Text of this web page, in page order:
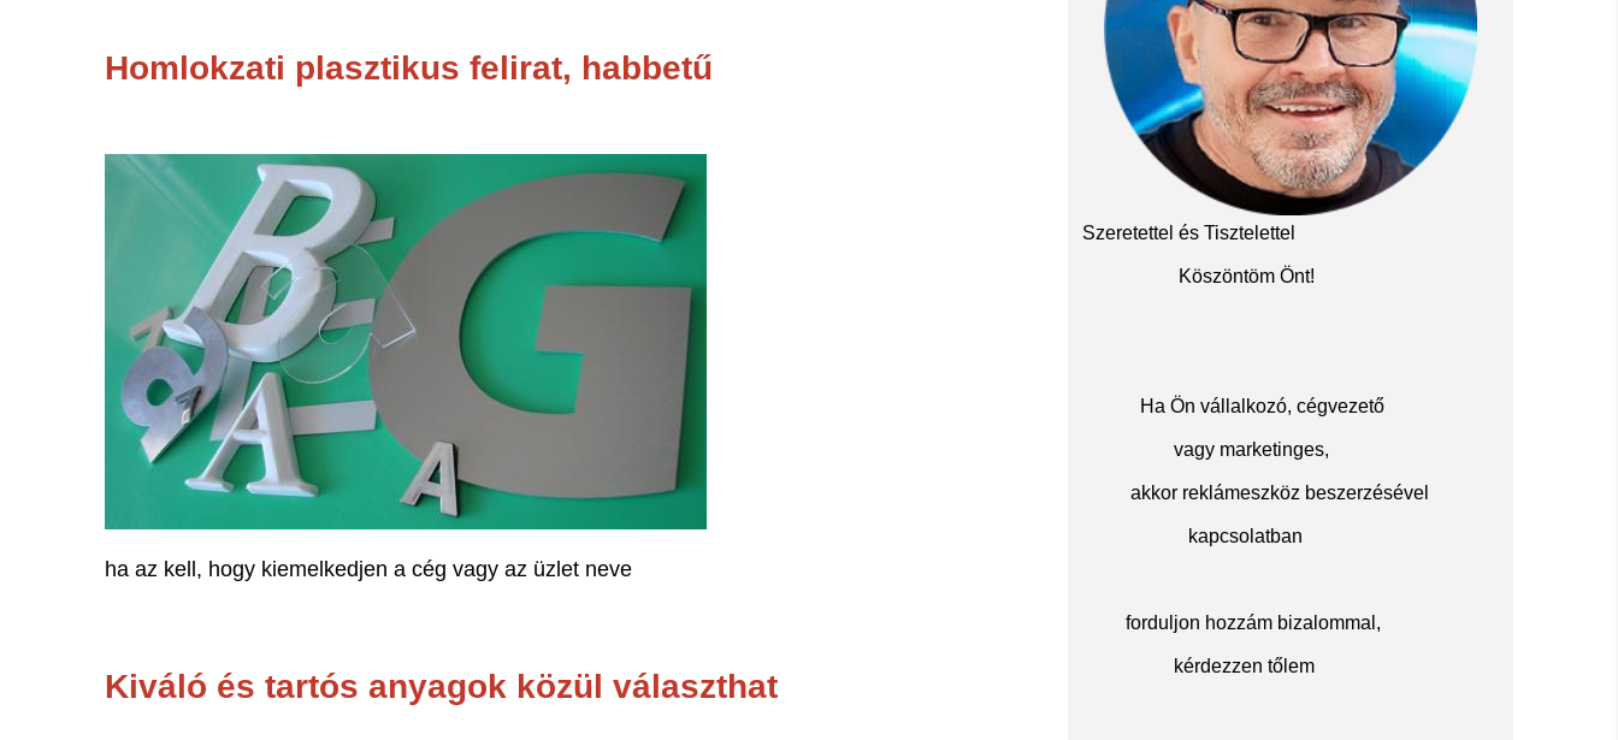
Homlokzati plasztikus felirat, habbetű
ha az kell, hogy kiemelkedjen a cég vagy az üzlet neve
Kiváló és tartós anyagok közül választhat
Szeretettel és Tisztelettel
Köszöntöm Önt!
Ha Ön vállalkozó, cégvezető
vagy marketinges,
akkor reklámeszköz beszerzésével
kapcsolatban
forduljon hozzám bizalommal,
kérdezzen tőlem